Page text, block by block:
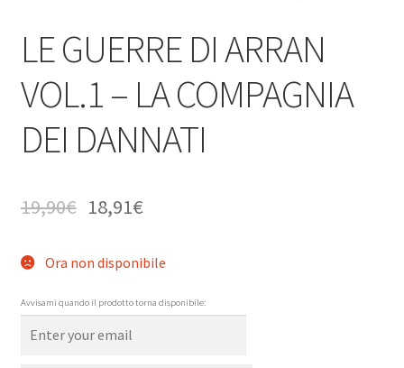
LE GUERRE DI ARRAN
VOL.1 – LA COMPAGNIA
DEI DANNATI
19,90€ 18,91€
Ora non disponibile
Avvisami quando il prodotto torna disponibile: